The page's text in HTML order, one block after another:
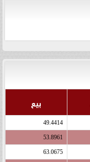
بيع
49.4414
53.8961
63.0675